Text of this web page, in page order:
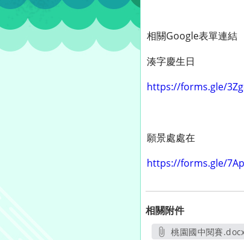
相關Google表單連結
湊字慶生日
https://forms.gle/
願景處處在
https://forms.gle/
相關附件
桃園國中閱賽